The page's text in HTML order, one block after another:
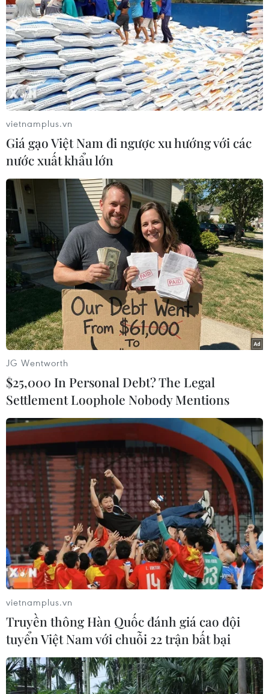
Mexico: Tai nạn xe buýt thảm khốc khiến
ít nhất 15 người thiệt mạng
03/08/2023 23:12
Chiếc xe buýt của hãng Elite chở khách về hướng thành
phố Tijuana đã lao ra khỏi đường cao tốc và rơi xuống
hẻm núi khiến ít nhất 15 người thiệt mạng và 21 người
khác bị thương.
Senegal: Tai nạn xe buýt thảm khốc, làm ít
nhất 23 người thiệt mạng
26/07/2023 15:06
Một vụ tai nạn xe buýt nghiêm trọng đã xảy ra ở làng
Ngeune Sarre, vùng Louga của Senegal ngày 26/7 làm
ít nhất 23 người thiệt mạng và 52 khác người bị thương.
vietnamplus.vn
Giá gạo Việt Nam đi ngược xu hướng với các
nước xuất khẩu lớn
JG Wentworth
$25,000 In Personal Debt? The Legal
Settlement Loophole Nobody Mentions
vietnamplus.vn
Truyền thông Hàn Quốc đánh giá cao đội
tuyển Việt Nam với chuỗi 22 trận bất bại